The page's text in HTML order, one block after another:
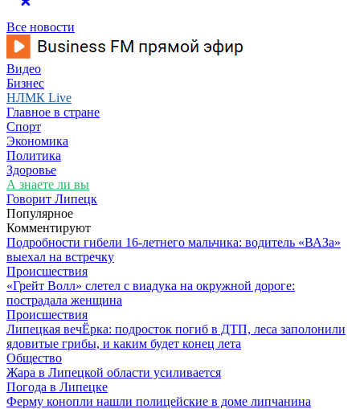
Все новости
Видео
Бизнес
НЛМК Live
Главное в стране
Спорт
Экономика
Политика
Здоровье
А знаете ли вы
Говорит Липецк
Популярное
Комментируют
Подробности гибели 16-летнего мальчика: водитель «ВАЗа»
выехал на встречку
Происшествия
«Грейт Волл» слетел с виадука на окружной дороге:
пострадала женщина
Происшествия
Липецкая вечЁрка: подросток погиб в ДТП, леса заполонили
ядовитые грибы, и каким будет конец лета
Общество
Жара в Липецкой области усиливается
Погода в Липецке
Ферму конопли нашли полицейские в доме липчанина